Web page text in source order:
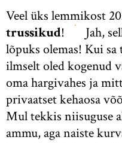
Veel üks lemmikost
trussikud!
Jah,
lõpuks olemas! Kui
ilmselt oled kogenud
oma hargivahes ja
privaatset kehaosa
Mul tekkis niisuguse
ammu, aga naiste